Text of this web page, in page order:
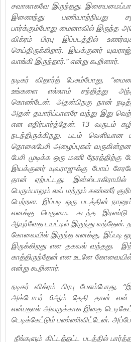
சவாலாகவே இருந்தது.
இணைந்து பணியாற்றியது
பார்க்கும்போது மைனாவில் இருந்த
விக்ரம் பிரபு இப்படத்தில்
செய்திருக்கிறார். இயக்குனர்
வாங்கி இருந்தார்.” என்று கூறினார்.
நடிகர் விதார்த் பேசும்போது,
உங்களை எல்லாம் சந்தித்து
கொண்டேன். அதன்பிறகு நான்
அதன் தயாரிப்பாளரே வந்து இது
என எதிர்பார்த்தேன். 13 வருடம்
நடந்திருக்கிறது. படம் வெளியான
தொலைபேசி அழைப்புகள்
பேசி முடிக்க ஒரு மணி
இயக்குனர் யுவராஜுக்கு போய்
தான் ஏற்பட்டது.
பெரும்பாலும் லவ் மற்றும் கண்ணீர்
பெற்றன. இப்படி ஒரு படத்தின்
எனக்கு பெருமை. கடந்த இரண்டு
ஆயுர்வேத டயட்டில் இருந்து வந்தேன்.
கோவையில் இருந்த எனக்கு, இப்படி
இருக்கிறது என தகவல் வந்தது.
காத்திருந்தேன் என உடனே கோவையில்
என்று கூறினார்.
நடிகர் விக்ரம் பிரபு பேசும்போது,
அக்டோபர் 6ஆம் தேதி தான் என்
என்பதால் அவருக்காக இதை
டெடிக்கேட்டும் பண்ணிவிட்டேன்.
நீங்களும் கிட்டத்தட்ட படத்தில்